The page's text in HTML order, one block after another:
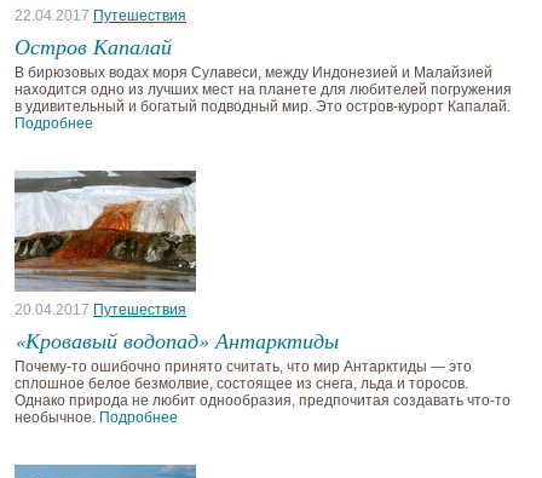
22.04.2017 Путешествия
Остров Капалай
В бирюзовых водах моря Сулавеси, между Индонезией и Малайзией
находится одно из лучших мест на планете для любителей погружения
в удивительный и богатый подводный мир. Это остров-курорт Капалай.
Подробнее
20.04.2017 Путешествия
«Кровавый водопад» Антарктиды
Почему-то ошибочно принято считать, что мир Антарктиды — это
сплошное белое безмолвие, состоящее из снега, льда и торосов.
Однако природа не любит однообразия, предпочитая создавать что-то
необычное. Подробнее